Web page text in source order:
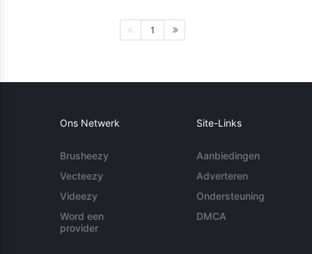
1
Ons Netwerk
Brusheezy
Vecteezy
Videezy
Word een
provider
Site-Links
Aanbiedingen
Adverteren
Ondersteuning
DMCA